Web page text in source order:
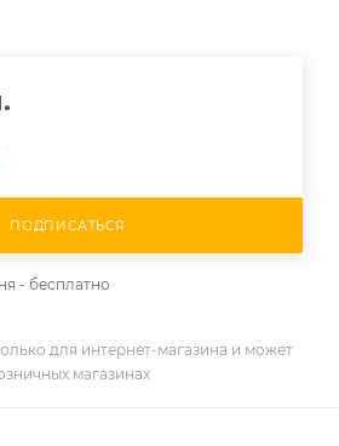
ПОДПИСАТЬСЯ
- бесплатно
для интернет-магазина и может
магазинах